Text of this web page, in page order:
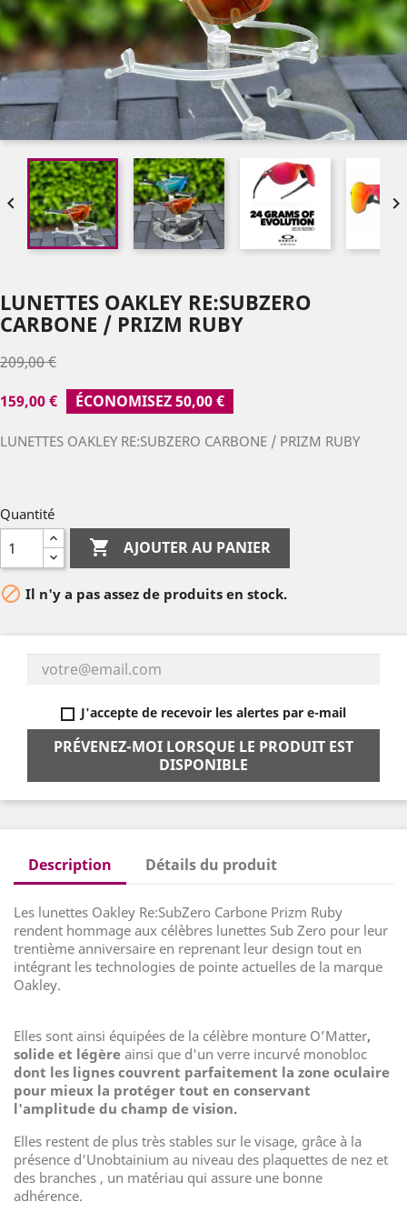
 
LUNETTES OAKLEY RE:SUBZERO
CARBONE / PRIZM RUBY
209,00 €
159,00 €
ÉCONOMISEZ 50,00 €
LUNETTES OAKLEY RE:SUBZERO CARBONE / PRIZM RUBY
Quantité
 AJOUTER AU PANIER
 Il n'y a pas assez de produits en stock.
J'accepte de recevoir les alertes par e-mail
PRÉVENEZ-MOI LORSQUE LE PRODUIT EST
DISPONIBLE
Description Détails du produit
Les lunettes Oakley Re:SubZero Carbone Prizm Ruby
rendent hommage aux célèbres lunettes Sub Zero pour leur
trentième anniversaire en reprenant leur design tout en
intégrant les technologies de pointe actuelles de la marque
Oakley.
Elles sont ainsi équipées de la célèbre monture O’Matter,
solide et légère ainsi que d'un verre incurvé monobloc
dont les lignes couvrent parfaitement la zone oculaire
pour mieux la protéger tout en conservant
l'amplitude du champ de vision.
Elles restent de plus très stables sur le visage, grâce à la
présence d'Unobtainium au niveau des plaquettes de nez et
des branches , un matériau qui assure une bonne
adhérence.